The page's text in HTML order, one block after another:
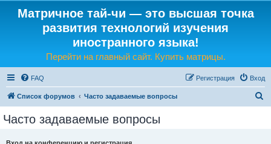
Матричное тай-чи — это высшая точка
развития технологий изучения
иностранного языка!
Перейти на главный сайт. Купить матрицы.
FAQ Вход
Регистрация
Список форумов Часто задаваемые вопросы
Часто задаваемые вопросы